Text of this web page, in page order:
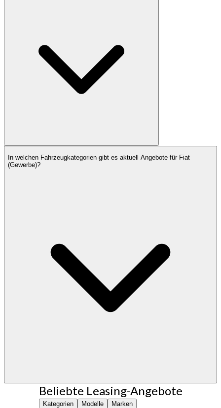
In welchen Fahrzeugkategorien gibt es aktuell Angebote für Fiat
(Gewerbe)?
Beliebte Leasing-Angebote
Kategorien Modelle Marken